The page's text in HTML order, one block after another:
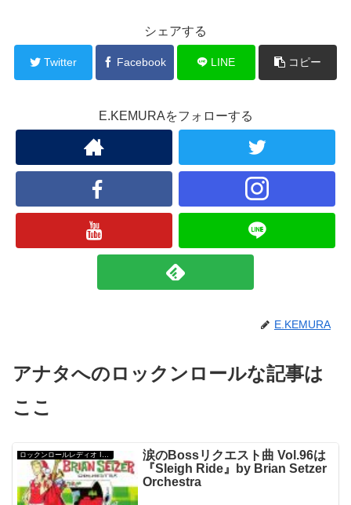
シェアする
Twitter Facebook LINE コピー
E.KEMURAをフォローする
E.KEMURA
アナタへのロックンロールな記事は
ここ
涙のBossリクエスト曲 Vol.96は
『Sleigh Ride』by Brian Setzer
Orchestra